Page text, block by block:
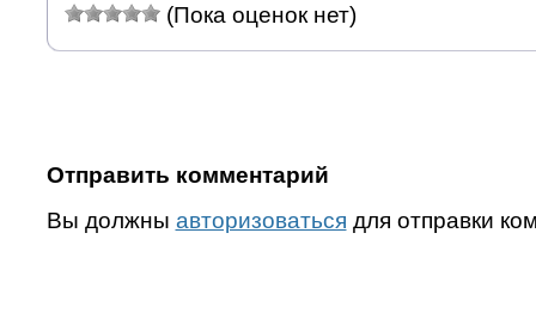
(Пока оценок нет)
Отправить комментарий
Вы должны авторизоваться для отправки